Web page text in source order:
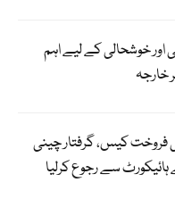
اور خوشحالی کے لیے اہم
خارجہ
فروخت کیس، گرفتار چینی
سے رجوع کرلیا